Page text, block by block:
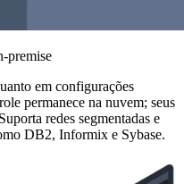
premise
em configurações
permanece na nuvem; seus
redes segmentadas e
DB2, Informix e Sybase.